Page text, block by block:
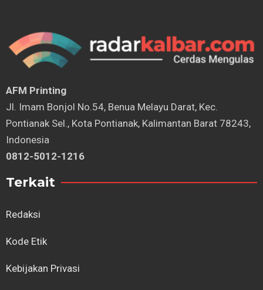
AFM Printing
⁠Jl. Imam Bonjol No.54, Benua Melayu Darat, Kec.
Pontianak Sel., Kota Pontianak, Kalimantan Barat 78243,
Indonesia
0812-5012-1216
Terkait
Redaksi
Kode Etik
Kebijakan Privasi